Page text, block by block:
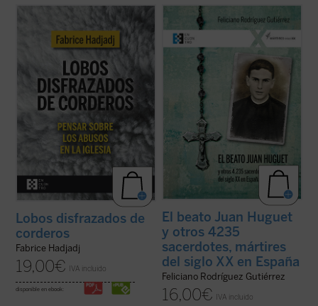
lobos se disfrazan de corderos». Una
denuncia de la mentira, la impostura y la
credulidad. Un alegato a favor de la fe. Un
ensayo vigorizante, ejemplar por su ...
Lobos disfrazados de
corderos
Fabrice Hadjadj
19,00€ IVA incluido
disponible en ebook:
Este es el primer libro sobre los 4.235
sacerdotes y seminaristas mártires del
siglo XX en España. Pequeña, pero
hermosa y precisa herramienta para
conocer una gran historia. Los mártires del
siglo XX son testigos admirables de la
(ver ficha)
El beato Juan Huguet
y otros 4235
sacerdotes, mártires
del siglo XX en España
Feliciano Rodríguez Gutiérrez
16,00€ IVA incluido